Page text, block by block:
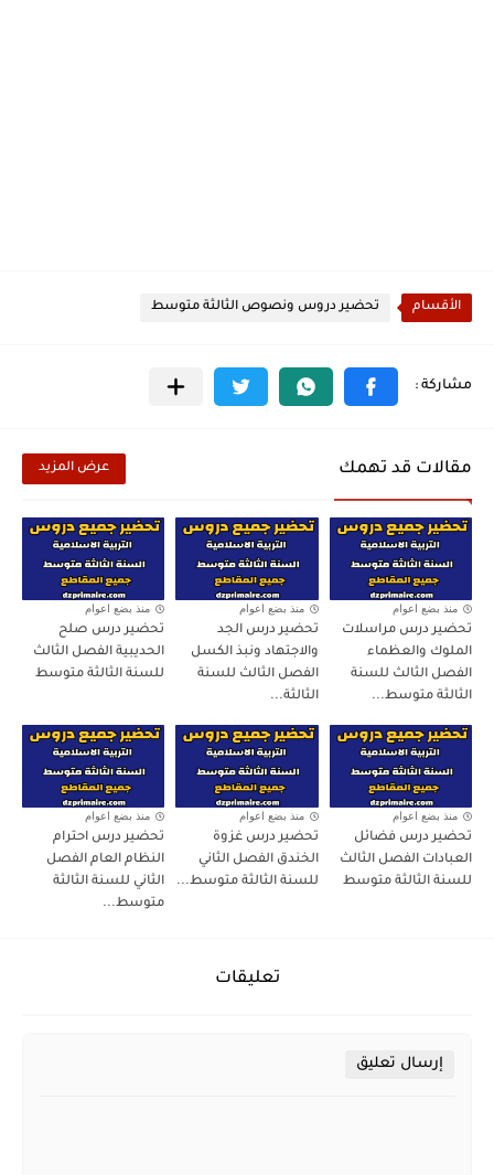
الأقسام تحضير دروس ونصوص الثالثة متوسط
مقالات قد تهمك عرض المزيد
منذ بضع اعوام
تحضير درس مراسلات
الملوك والعظماء
الفصل الثالث للسنة
الثالثة متوسط...
منذ بضع اعوام
تحضير درس الجد
والاجتهاد ونبذ الكسل
الفصل الثالث للسنة
الثالثة...
منذ بضع اعوام
تحضير درس صلح
الحديبية الفصل الثالث
للسنة الثالثة متوسط
منذ بضع اعوام
تحضير درس فضائل
العبادات الفصل الثالث
للسنة الثالثة متوسط
منذ بضع اعوام
تحضير درس غزوة
الخندق الفصل الثاني
للسنة الثالثة متوسط...
منذ بضع اعوام
تحضير درس احترام
النظام العام الفصل
الثاني للسنة الثالثة
متوسط...
تعليقات
إرسال تعليق